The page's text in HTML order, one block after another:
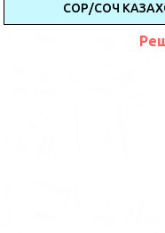
СОР/СОЧ